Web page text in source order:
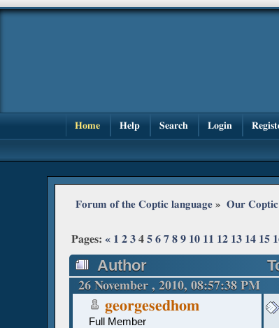
Home Help Search Login
Forum of the Coptic language » Our
Pages:« 1 2 3 4 5 6 7 8 9 10 11 12 13 14 15
Author
26 November , 2010, 08:57:38 PM
georgesedhom
Full Member